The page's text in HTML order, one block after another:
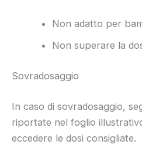
Non adatto per
Non superare la
Sovradosaggio
In caso di sovradosaggio,
riportate nel foglio
eccedere le dosi consigliate.